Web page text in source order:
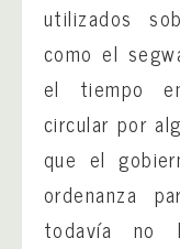
utilizados
como el
el tiempo
circular por
que el
ordenanza
todavía no